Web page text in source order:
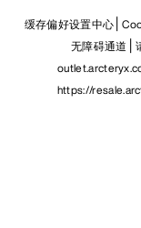
缓存偏好设置中心
无障碍通道
https://